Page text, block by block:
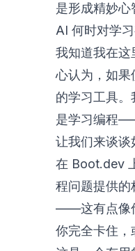
是形成精妙心
AI 何时对学
我知道我在
心认为，如果
的学习工具
是学习编程
让我们来谈谈
在 Boot.dev
程问题提供的
——这有点像
你完全卡住，